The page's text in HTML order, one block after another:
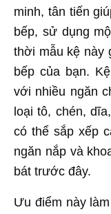
minh, tân tiến
bếp, sử dụng
thời mẫu kệ này
bếp của bạn.
với nhiều ngăn
loại tô, chén,
có thể sắp xếp
ngăn nắp và
bát trước đây.
Ưu điểm này